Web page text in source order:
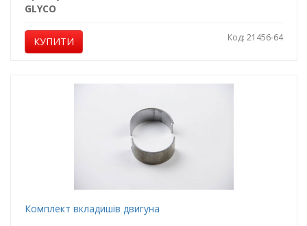
GLYCO
КУПИТИ Код: 21456-64
Комплект вкладишів двигуна